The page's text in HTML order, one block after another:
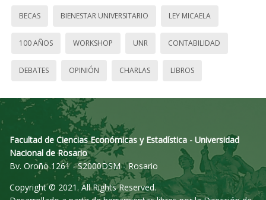
BECAS BIENESTAR UNIVERSITARIO LEY MICAELA
100 AÑOS WORKSHOP UNR CONTABILIDAD
DEBATES OPINIÓN CHARLAS LIBROS
Facultad de Ciencias Económicas y Estadística - Universidad
Nacional de Rosario
Bv. Oroño 1261 - S2000DSM - Rosario
Copyright © 2021. All Rights Reserved.